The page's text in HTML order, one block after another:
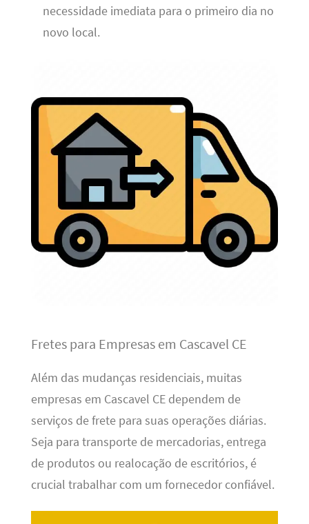
necessidade imediata para o primeiro dia no
novo local.
Fretes para Empresas em Cascavel CE
Além das mudanças residenciais, muitas
empresas em Cascavel CE dependem de
serviços de frete para suas operações diárias.
Seja para transporte de mercadorias, entrega
de produtos ou realocação de escritórios, é
crucial trabalhar com um fornecedor confiável.